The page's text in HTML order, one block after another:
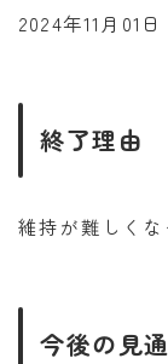
2024年11月01日
終了理由
維持が難しくな
今後の見